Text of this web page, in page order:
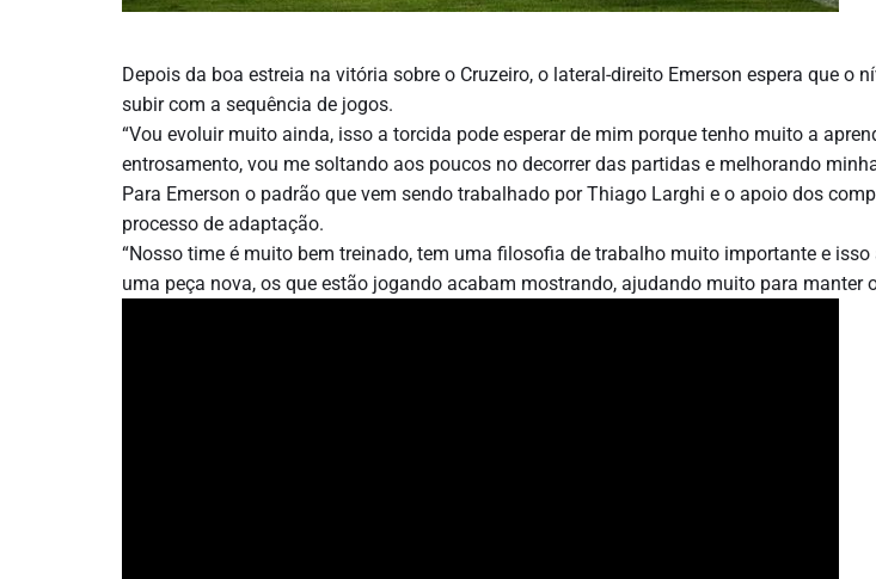
Depois da boa estreia na vitória sobre o Cruzeiro, o lateral-direito Emerson espera que o
subir com a sequência de jogos.
“Vou evoluir muito ainda, isso a torcida pode esperar de mim porque tenho muito a
entrosamento, vou me soltando aos poucos no decorrer das partidas e melhorando
Para Emerson o padrão que vem sendo trabalhado por Thiago Larghi e o apoio dos
processo de adaptação.
“Nosso time é muito bem treinado, tem uma filosofia de trabalho muito importante e isso
uma peça nova, os que estão jogando acabam mostrando, ajudando muito para manter